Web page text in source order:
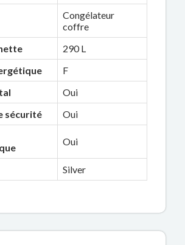
Congélateur
coffre
290 L
F
Oui
sécurité
Oui
Oui
Silver